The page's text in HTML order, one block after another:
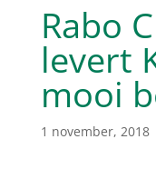
Rabo
levert
mooi
1 november, 2018